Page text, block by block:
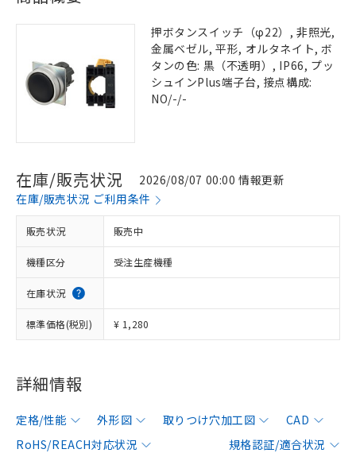
押ボタンスイッチ（φ22）, 非照光,
金属ベゼル, 平形, オルタネイト, ボ
タンの色: 黒（不透明）, IP66, プッ
シュインPlus端子台, 接点構成:
NO/-/-
在庫/販売状況
2026/08/07 00:00 情報更新
在庫/販売状況 ご利用条件
販売状況 販売中
機種区分 受注生産機種
在庫状況
標準価格(税別) ¥ 1,280
詳細情報
定格/性能 外形図 取りつけ穴加工図
CAD
RoHS/REACH対応状況
規格認証/適合状況